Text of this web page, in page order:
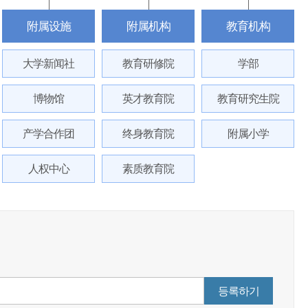
附属设施
大学新闻社
博物馆
产学合作团
人权中心
附属机构
教育研修院
英才教育院
终身教育院
素质教育院
教育机构
学部
教育研究生院
附属小学
등록하기